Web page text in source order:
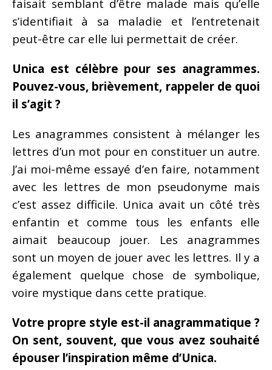
faisait semblant d’être malade mais qu’elle
s’identifiait à sa maladie et l’entretenait
peut-être car elle lui permettait de créer.
Unica est célèbre pour ses anagrammes.
Pouvez-vous, brièvement, rappeler de quoi
il s’agit ?
Les anagrammes consistent à mélanger les
lettres d’un mot pour en constituer un autre.
J’ai moi-même essayé d’en faire, notamment
avec les lettres de mon pseudonyme mais
c’est assez difficile. Unica avait un côté très
enfantin et comme tous les enfants elle
aimait beaucoup jouer. Les anagrammes
sont un moyen de jouer avec les lettres. Il y a
également quelque chose de symbolique,
voire mystique dans cette pratique.
Votre propre style est-il anagrammatique ?
On sent, souvent, que vous avez souhaité
épouser l’inspiration même d’Unica.